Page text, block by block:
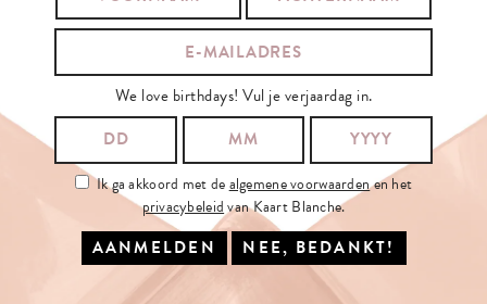
We love birthdays! Vul je verjaardag in.
Ik ga akkoord met dealgemene voorwaardenen het
privacybeleidvan Kaart Blanche.